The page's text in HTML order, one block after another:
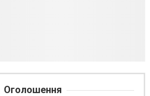
Оголошення